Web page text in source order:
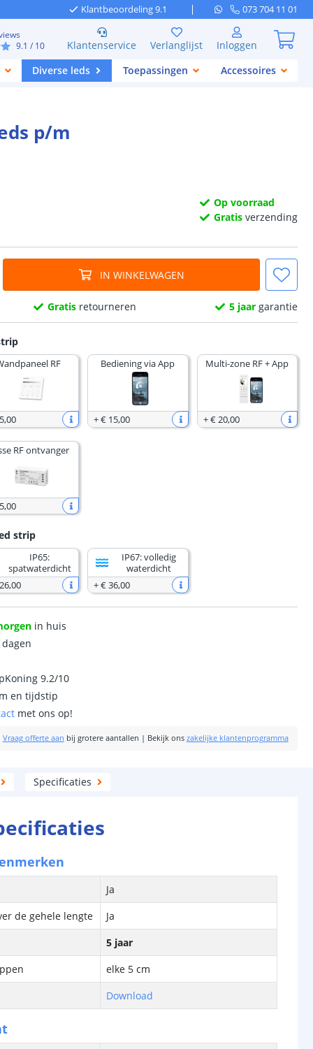
Klantbeoordeling 9.1 073 704 11 01
9.1 / 10 Klantenservice Verlanglijst
Inloggen
Diverse leds Toepassingen Accessoires
p/m
Op voorraad
Gratis verzending
IN WINKELWAGEN
Gratis retourneren 5 jaargarantie
RF
,00
Bediening via App
+€ 15,00
Multi-zone RF + App
+€ 20,00
RF ontvanger
,00
strip
IP65:
spatwaterdicht
,00
IP67: volledig
waterdicht
+€ 36,00
in huis
9.2/10
en tijdstip
met ons op!
Vraag offerte aan bij grotere aantallen | Bekijk ons zakelijke klantenprogramma
Specificaties
Ja
de gehele lengte
Ja
5 jaar
elke 5 cm
Download